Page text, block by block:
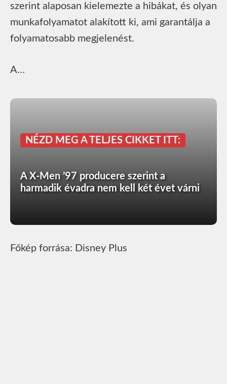
szerint alaposan kielemezte a hibákat, és olyan
munkafolyamatot alakított ki, ami garantálja a
folyamatosabb megjelenést.
A…
NÉZD MEG A TELJES CIKKET ITT:
A X-Men ’97 producere szerint a
harmadik évadra nem kell két évet várni
Főkép forrása: Disney Plus